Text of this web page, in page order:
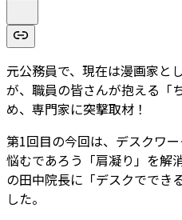
元公務員で、現在は漫画家と
が、職員の皆さんが抱える「
め、専門家に突撃取材！
第1回目の今回は、デスクワ
悩むであろう「肩凝り」を解
の田中院長に「デスクででき
した。